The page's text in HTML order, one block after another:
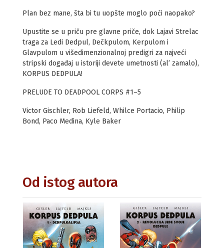
Plan bez mane, šta bi tu uopšte moglo poći naopako?
Upustite se u priču pre glavne priče, dok Lajavi Strelac
traga za Ledi Dedpul, Dečkpulom, Kerpulom i
Glavpulom u višedimenzionalnoj predigri za najveći
stripski događaj u istoriji devete umetnosti (al’ zamalo),
KORPUS DEDPULA!
PRELUDE TO DEADPOOL CORPS #1–5
Victor Gischler, Rob Liefeld, Whilce Portacio, Philip
Bond, Paco Medina, Kyle Baker
Od istog autora